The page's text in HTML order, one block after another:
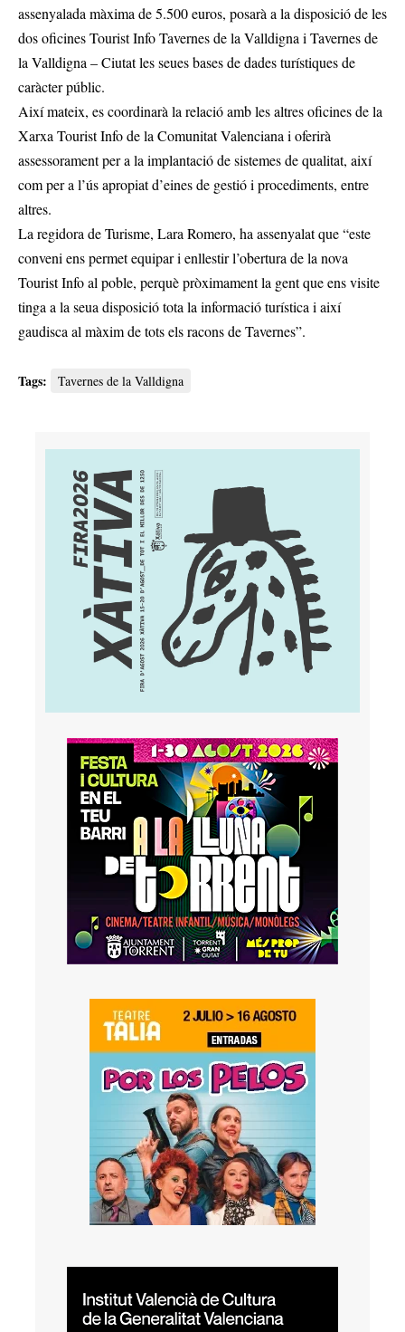
assenyalada màxima de 5.500 euros, posarà a la disposició de les
dos oficines Tourist Info Tavernes de la Valldigna i Tavernes de
la Valldigna – Ciutat les seues bases de dades turístiques de
caràcter públic.
Així mateix, es coordinarà la relació amb les altres oficines de la
Xarxa Tourist Info de la Comunitat Valenciana i oferirà
assessorament per a la implantació de sistemes de qualitat, així
com per a l’ús apropiat d’eines de gestió i procediments, entre
altres.
La regidora de Turisme, Lara Romero, ha assenyalat que “este
conveni ens permet equipar i enllestir l’obertura de la nova
Tourist Info al poble, perquè pròximament la gent que ens visite
tinga a la seua disposició tota la informació turística i així
gaudisca al màxim de tots els racons de Tavernes”.
Tags: Tavernes de la Valldigna